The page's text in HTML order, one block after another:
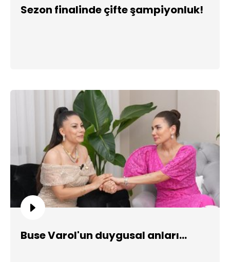
Sezon finalinde çifte şampiyonluk!
Buse Varol'un duygusal anları...